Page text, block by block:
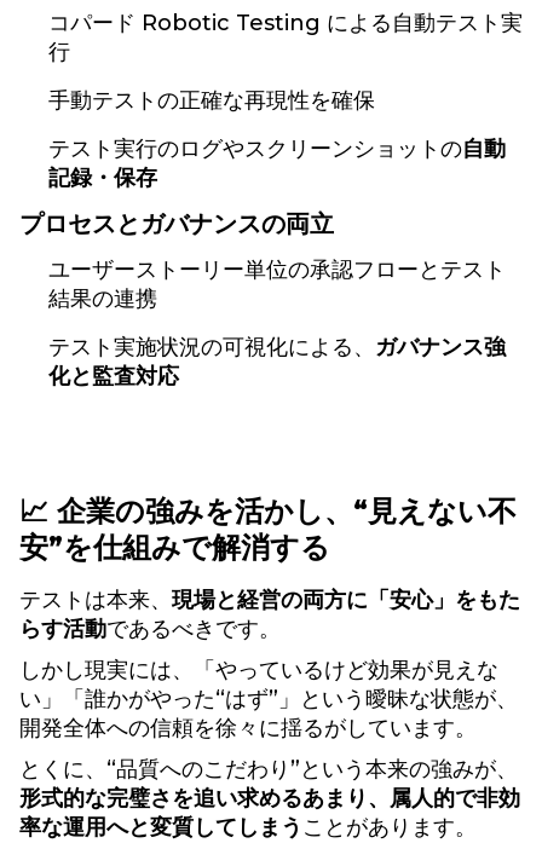
コパード Robotic Testing による自動テスト実
行
手動テストの正確な再現性を確保
テスト実行のログやスクリーンショットの自動
記録・保存
プロセスとガバナンスの両立
ユーザーストーリー単位の承認フローとテスト
結果の連携
テスト実施状況の可視化による、 ガバナンス強
化と監査対応
📈 企業の強みを活かし、“見えない不
安”を仕組みで解消する
テストは本来、 現場と経営の両方に「安心」をもた
らす活動であるべきです。
しかし現実には、「やっているけど効果が見えな
い」「誰かがやった“はず”」という曖昧な状態が、
開発全体への信頼を徐々に揺るがしています。
とくに、“品質へのこだわり”という本来の強みが、
形式的な完璧さを追い求めるあまり、属人的で非効
率な運用へと変質してしまう ことがあります。